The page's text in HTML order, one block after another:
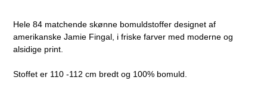
Hele 84 matchende skønne bomuldstoffer designet af
amerikanske Jamie Fingal, i friske farver med moderne og
alsidige print.
Stoffet er 110 -112 cm bredt og 100% bomuld.